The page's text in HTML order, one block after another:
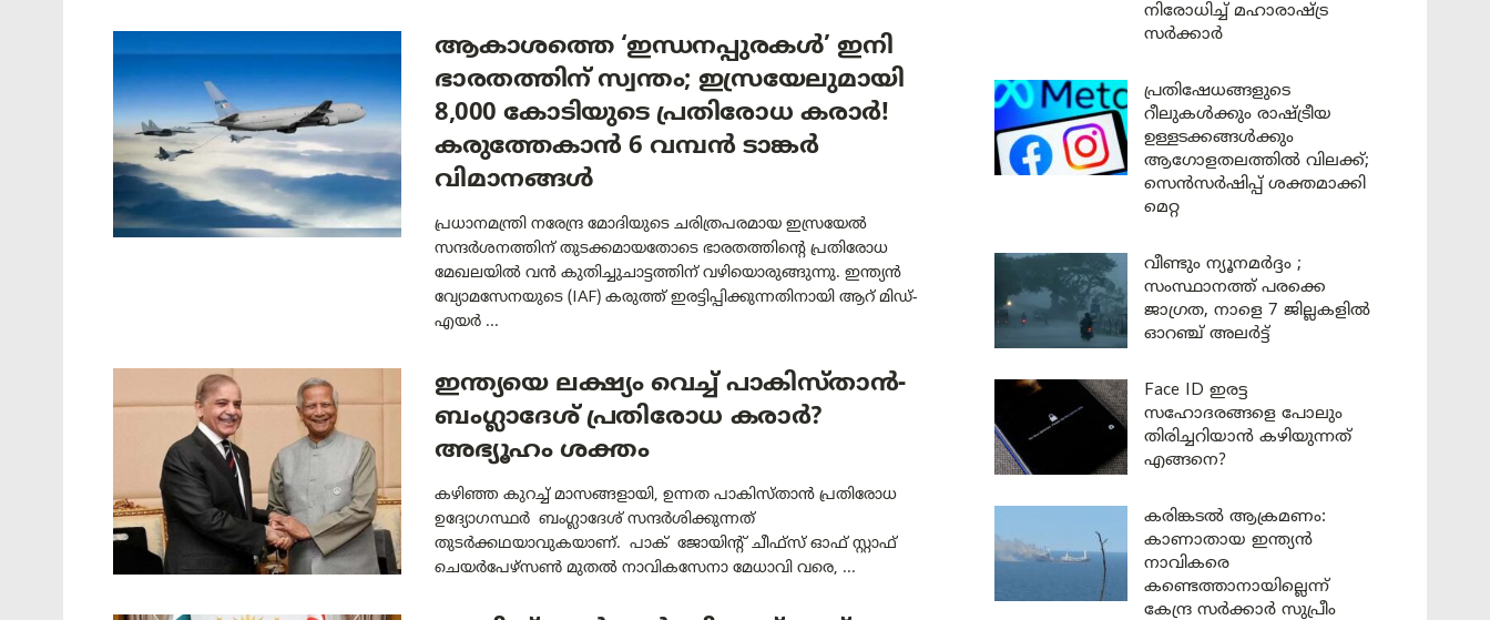
ആകാശത്തെ ‘ഇന്ധനപ്പുരകൾ’ ഇനി
ഭാരതത്തിന് സ്വന്തം; ഇസ്രയേലുമായി
8,000 കോടിയുടെ പ്രതിരോധ കരാർ!
കരുത്തേകാൻ 6 വമ്പൻ ടാങ്കർ
വിമാനങ്ങൾ
പ്രധാനമന്ത്രി നരേന്ദ്ര മോദിയുടെ ചരിത്രപരമായ ഇസ്രയേൽ
സന്ദർശനത്തിന് തുടക്കമായതോടെ ഭാരതത്തിന്റെ പ്രതിരോധ
മേഖലയിൽ വൻ കുതിച്ചുചാട്ടത്തിന് വഴിയൊരുങ്ങുന്നു. ഇന്ത്യൻ
വ്യോമസേനയുടെ (IAF) കരുത്ത് ഇരട്ടിപ്പിക്കുന്നതിനായി ആറ് മിഡ്-
എയർ ...
ഇന്ത്യയെ ലക്ഷ്യം വെച്ച് പാകിസ്താൻ-
ബംഗ്ലാദേശ് പ്രതിരോധ കരാർ?
അഭ്യൂഹം ശക്തം
കഴിഞ്ഞ കുറച്ച് മാസങ്ങളായി, ഉന്നത പാകിസ്താൻ പ്രതിരോധ
ഉദ്യോഗസ്ഥർ ബംഗ്ലാദേശ് സന്ദർശിക്കുന്നത്
തുടർക്കഥയാവുകയാണ്. പാക് ജോയിന്റ് ചീഫ്സ് ഓഫ് സ്റ്റാഫ്
ചെയർപേഴ്‌സൺ മുതൽ നാവികസേനാ മേധാവി വരെ, ...
നിരോധിച്ച് മഹാരാഷ്ട്ര
സർക്കാർ
പ്രതിഷേധങ്ങളുടെ
റീലുകൾക്കും രാഷ്ട്രീയ
ഉള്ളടക്കങ്ങൾക്കും
ആഗോളതലത്തിൽ വിലക്ക്;
സെൻസർഷിപ്പ് ശക്തമാക്കി
മെറ്റ
വീണ്ടും ന്യൂനമർദ്ദം ;
സംസ്ഥാനത്ത് പരക്കെ
ജാഗ്രത, നാളെ 7 ജില്ലകളിൽ
ഓറഞ്ച് അലർട്ട്
Face ID ഇരട്ട
സഹോദരങ്ങളെ പോലും
തിരിച്ചറിയാൻ കഴിയുന്നത്
എങ്ങനെ?
കരിങ്കടൽ ആക്രമണം:
കാണാതായ ഇന്ത്യൻ
നാവികരെ
കണ്ടെത്താനായില്ലെന്ന്
കേന്ദ്ര സർക്കാർ സുപ്രീം